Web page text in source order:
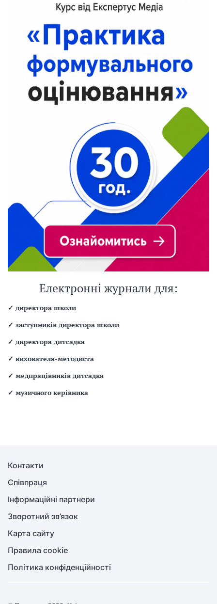
Електронні журнали для:
✓ директора школи
✓ заступників директора школи
✓ директора дитсадка
✓ вихователя-методиста
✓ медпрацівників дитсадка
✓ музичного керівника
Контакти
Співпраця
Інформаційні партнери
Зворотний зв’язок
Карта сайту
Правила cookie
Політика конфіденційності